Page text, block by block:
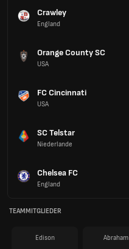
Crawley
England
Orange County SC
USA
FC Cincinnati
USA
SC Telstar
Niederlande
Chelsea FC
England
TEAMMITGLIEDER
Edison Abraham